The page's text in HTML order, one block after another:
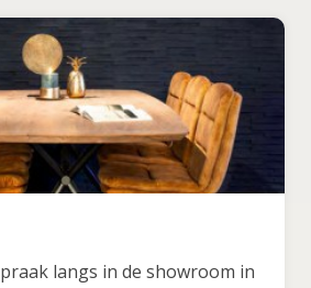
langs in de showroom in